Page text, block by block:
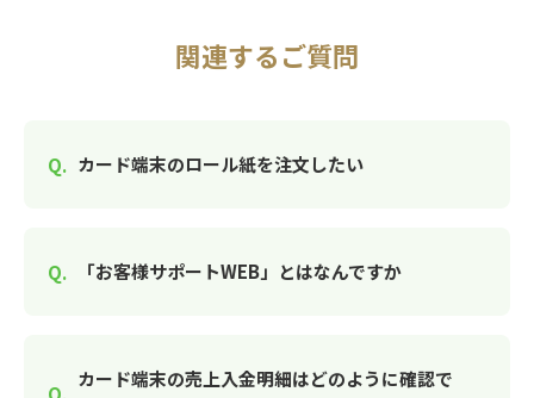
関連するご質問
カード端末のロール紙を注文したい
「お客様サポートWEB」とはなんですか
カード端末の売上入金明細はどのように確認で